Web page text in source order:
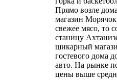
Прямо возле
магазин
свежее мясо, то
станицу
шикарный
гостевого дома
авто. На рынке
цены выше